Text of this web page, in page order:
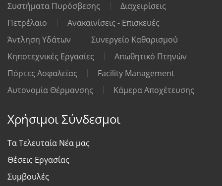
Συστήματα Πυρόσβεσης
Διαχειρίσεις
Πετρέλαιο
Ανακαινίσεις - Επισκευές
Άντληση Υδάτων
Συνεργείο Καθαρισμού
Κηποτεχνικές Εργασίες
Απωθητικό Πτηνών
Πόρτες Ασφαλείας
Facility Management
Αυτονομία Θέρμανσης
Κάμερα Αποχέτευσης
Χρήσιμοι Σύνδεσμοι
Τα Τελευταία Νέα μας
Θέσεις Εργασίας
Συμβουλές